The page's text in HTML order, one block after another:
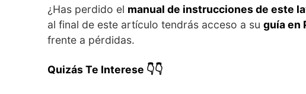
¿Has perdido el manual de instrucciones de este
al final de este artículo tendrás acceso a su guía en
frente a pérdidas.
Quizás Te Interese 👇👇